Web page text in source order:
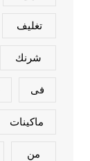
تغليف
شرنك
فى
ماكينات
من